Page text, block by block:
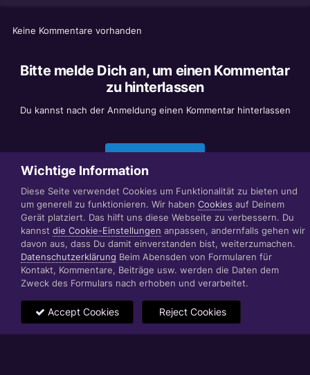
Keine Kommentare vorhanden
Bitte melde Dich an, um einen Kommentar
zu hinterlassen
Du kannst nach der Anmeldung einen Kommentar hinterlassen
Datenschutzerklärung Impressum
© 1999 - 2022 RÄBIGER IT|WEB|VIDEO|CONSULTING
www.raebiger.pro
Powered by Invision Community
Wichtige Information
Diese Seite verwendet Cookies um Funktionalität zu bieten und
um generell zu funktionieren. Wir haben Cookies auf Deinem
Gerät platziert. Das hilft uns diese Webseite zu verbessern. Du
kannst die Cookie-Einstellungen anpassen, andernfalls gehen wir
davon aus, dass Du damit einverstanden bist, weiterzumachen.
Datenschutzerklärung Beim Abensden von Formularen für
Kontakt, Kommentare, Beiträge usw. werden die Daten dem
Zweck des Formulars nach erhoben und verarbeitet.
Accept Cookies Reject Cookies